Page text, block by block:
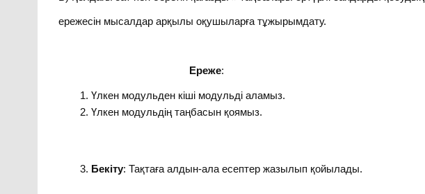
ережесін мысалдар арқылы оқушыларға тұжырымдату.
Ереже:
Үлкен модульден кіші модульді аламыз.
Үлкен модульдің таңбасын қоямыз.
Бекіту: Тақтаға алдын-ала есептер жазылып қойылады.